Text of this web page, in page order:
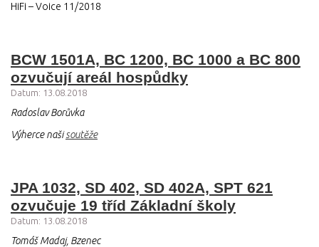
HiFi – Voice 11/2018
BCW 1501A, BC 1200, BC 1000 a BC 800
ozvučují areál hospůdky
Datum: 13.08.2018
Radoslav Borůvka
Výherce našisoutěže
JPA 1032, SD 402, SD 402A, SPT 621
ozvučuje 19 tříd Základní školy
Datum: 13.08.2018
Tomáš Madaj, Bzenec